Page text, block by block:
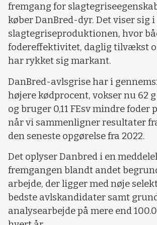
fremgang for
køber DanBred-dyr. Det viser sig i
slagtegriseproduktionen, hvor
fodereffektivitet, daglig tilvækst
har rykket sig markant.
DanBred-avlsgrise har i
højere kødprocent, vokser nu 62
og bruger 0,11 FEsv mindre foder
når vi sammenligner resultater
den seneste opgørelse fra 2022.
Det oplyser Danbred i en
fremgangen blandt andet
arbejde, der ligger med nøje
bedste avlskandidater samt
analysearbejde på mere end